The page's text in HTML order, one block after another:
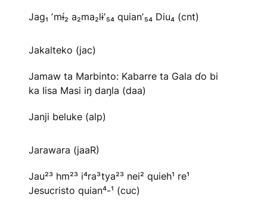
Jag₁ ʼmɨ́₂ a₂ma₂lɨʼ₅₄ quianʼ₅₄ Diu₄ (cnt)
Jakalteko (jac)
Jamaw ta Marbinto: Kabarre ta Gala ɗo bi
ka Iisa Masi iŋ daŋla (daa)
Janji beluke (alp)
Jarawara (jaaR)
Jau²³ hm²³ i⁴ra³tya²³ nei² quieh¹ re¹
Jesucristo quian⁴-¹ (cuc)